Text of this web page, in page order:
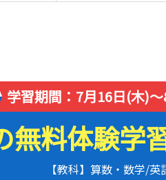
学習期間：7月16日(木)
無料体験学
【教科】算数・数学/